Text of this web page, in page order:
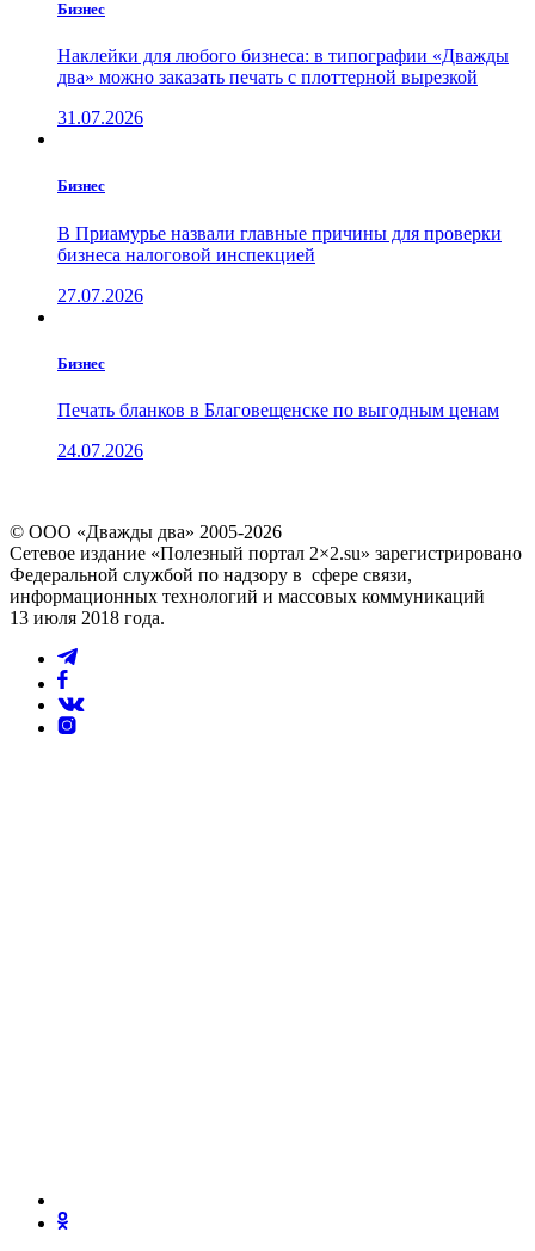
Бизнес
Наклейки для любого бизнеса: в типографии «Дважды
два» можно заказать печать с плоттерной вырезкой
31.07.2026
Бизнес
В Приамурье назвали главные причины для проверки
бизнеса налоговой инспекцией
27.07.2026
Бизнес
Печать бланков в Благовещенске по выгодным ценам
24.07.2026
© ООО «Дважды два» 2005-2026
Сетевое издание «Полезный портал 2×2.su» зарегистрировано
Федеральной службой по надзору в сфере связи,
информационных технологий и массовых коммуникаций
13 июля 2018 года.